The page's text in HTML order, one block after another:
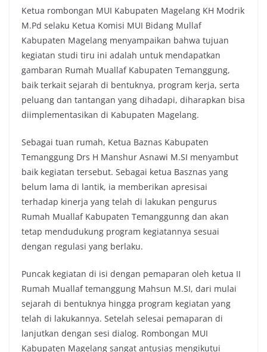
Ketua rombongan MUI Kabupaten Magelang KH Modrik
M.Pd selaku Ketua Komisi MUI Bidang Mullaf
Kabupaten Magelang menyampaikan bahwa tujuan
kegiatan studi tiru ini adalah untuk mendapatkan
gambaran Rumah Muallaf Kabupaten Temanggung,
baik terkait sejarah di bentuknya, program kerja, serta
peluang dan tantangan yang dihadapi, diharapkan bisa
diimplementasikan di Kabupaten Magelang.
Sebagai tuan rumah, Ketua Baznas Kabupaten
Temanggung Drs H Manshur Asnawi M.SI menyambut
baik kegiatan tersebut. Sebagai ketua Basznas yang
belum lama di lantik, ia memberikan apresisai
terhadap kinerja yang telah di lakukan pengurus
Rumah Muallaf Kabupaten Temanggunng dan akan
tetap mendudukung program kegiatannya sesuai
dengan regulasi yang berlaku.
Puncak kegiatan di isi dengan pemaparan oleh ketua II
Rumah Muallaf temanggung Mahsun M.SI, dari mulai
sejarah di bentuknya hingga program kegiatan yang
telah di lakukannya. Setelah selesai pemaparan di
lanjutkan dengan sesi dialog. Rombongan MUI
Kabupaten Magelang sangat antusias mengikutui